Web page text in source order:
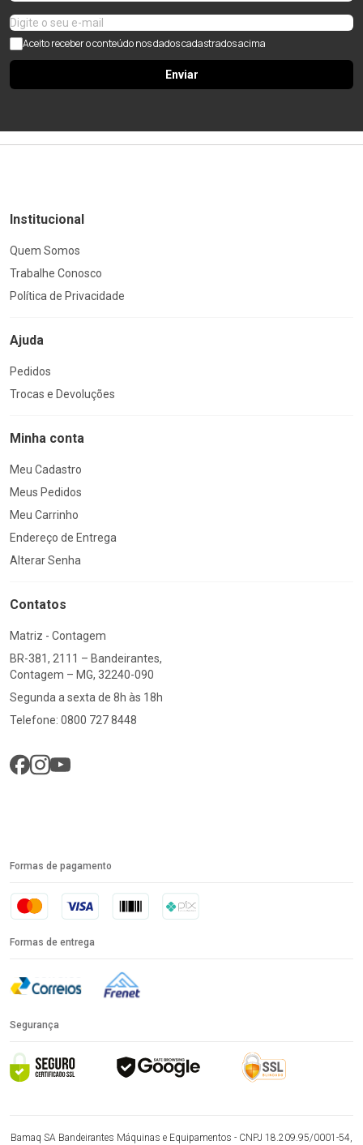
Aceito receber o conteúdo nos dados cadastrados acima
Enviar
Institucional
Quem Somos
Trabalhe Conosco
Política de Privacidade
Ajuda
Pedidos
Trocas e Devoluções
Minha conta
Meu Cadastro
Meus Pedidos
Meu Carrinho
Endereço de Entrega
Alterar Senha
Contatos
Matriz - Contagem
BR-381, 2111 – Bandeirantes,
Contagem – MG, 32240-090
Segunda a sexta de 8h às 18h
Telefone: 0800 727 8448
Formas de pagamento
Formas de entrega
Segurança
Bamaq SA Bandeirantes Máquinas e Equipamentos - CNPJ 18.209.95/0001-54,